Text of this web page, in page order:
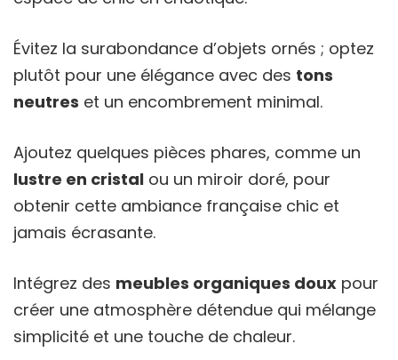
Évitez la surabondance d’objets ornés ; optez
plutôt pour une élégance avec des tons
neutres et un encombrement minimal.
Ajoutez quelques pièces phares, comme un
lustre en cristal ou un miroir doré, pour
obtenir cette ambiance française chic et
jamais écrasante.
Intégrez des meubles organiques doux pour
créer une atmosphère détendue qui mélange
simplicité et une touche de chaleur.